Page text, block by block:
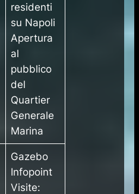
residenti
su Napoli
Apertura
al
pubblico
del
Quartier
Generale
Marina
Gazebo
Infopoint
Visite: